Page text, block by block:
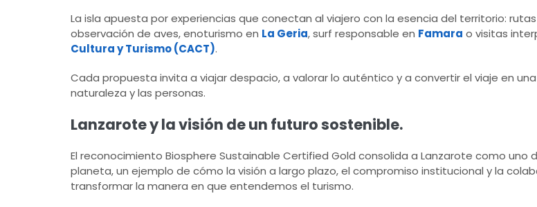
La isla apuesta por experiencias que conectan al viajero con la esencia del territorio:
observación de aves, enoturismo en La Geria, surf responsable en Famara o visitas
Cultura y Turismo (CACT).
Cada propuesta invita a viajar despacio, a valorar lo auténtico y a convertir el viaje en
naturaleza y las personas.
Lanzarote y la visión de un futuro sostenible.
El reconocimiento Biosphere Sustainable Certified Gold consolida a Lanzarote como uno
planeta, un ejemplo de cómo la visión a largo plazo, el compromiso institucional y la
transformar la manera en que entendemos el turismo.